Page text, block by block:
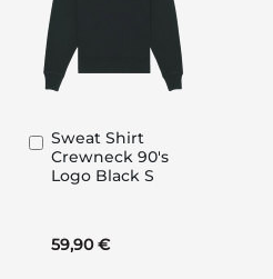
Sweat Shirt
Crewneck 90's
Logo Black S
59,90 €
In
den
Warenkorb